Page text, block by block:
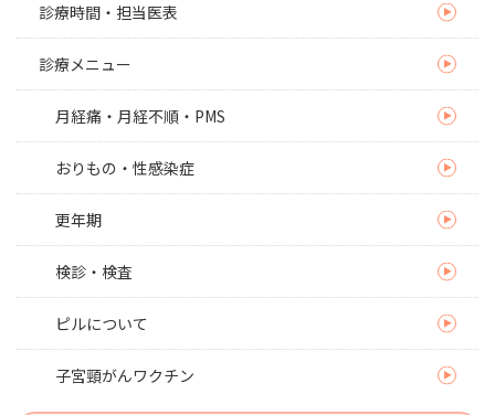
診療時間・担当医表
診療メニュー
月経痛・月経不順・PMS
おりもの・性感染症
更年期
検診・検査
ピルについて
子宮頸がんワクチン